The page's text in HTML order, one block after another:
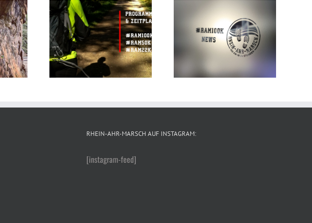
für den
2018
Newsletter mit allen Infos
rund um die neue Strecke
ist online
#RAM50K & #RAM22K:
Bustransfer von Rheinbach
nach Remagen – 5 Euro
Fahrpreis
RHEIN-AHR-MARSCH AUF INSTAGRAM:
[instagram-feed]